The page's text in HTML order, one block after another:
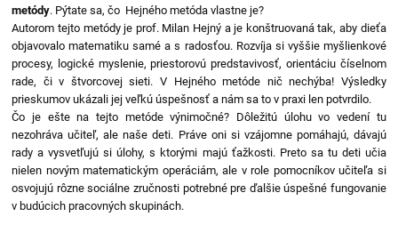
metódy. Pýtate sa, čo Hejného metóda vlastne je?
Autorom tejto metódy je prof. Milan Hejný a je konštruovaná tak, aby dieťa
objavovalo matematiku samé a s radosťou. Rozvíja si vyššie myšlienkové
procesy, logické myslenie, priestorovú predstavivosť, orientáciu číselnom
rade, či v štvorcovej sieti. V Hejného metóde nič nechýba! Výsledky
prieskumov ukázali jej veľkú úspešnosť a nám sa to v praxi len potvrdilo.
Čo je ešte na tejto metóde výnimočné? Dôležitú úlohu vo vedení tu
nezohráva učiteľ, ale naše deti. Práve oni si vzájomne pomáhajú, dávajú
rady a vysvetľujú si úlohy, s ktorými majú ťažkosti. Preto sa tu deti učia
nielen novým matematickým operáciám, ale v role pomocníkov učiteľa si
osvojujú rôzne sociálne zručnosti potrebné pre ďalšie úspešné fungovanie
v budúcich pracovných skupinách.